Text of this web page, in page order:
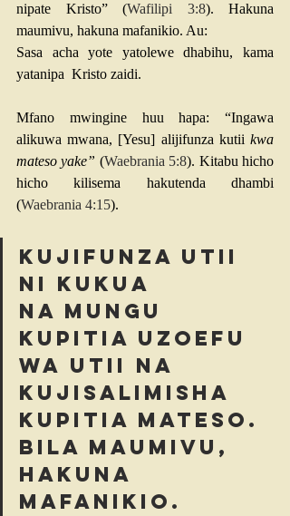
nipate Kristo” (Wafilipi 3:8). Hakuna
maumivu, hakuna mafanikio. Au:
Sasa acha yote yatolewe dhabihu, kama
yatanipa  Kristo zaidi.
Mfano mwingine huu hapa: “Ingawa
alikuwa mwana, [Yesu] alijifunza kutii kwa
mateso yake” (Waebrania 5:8). Kitabu hicho
hicho kilisema hakutenda dhambi
(Waebrania 4:15).
Kujifunza utii
ni kukua
na Mungu
kupitia uzoefu
wa utii na
kujisalimisha
kupitia mateso.
Bila maumivu,
hakuna
mafanikio.